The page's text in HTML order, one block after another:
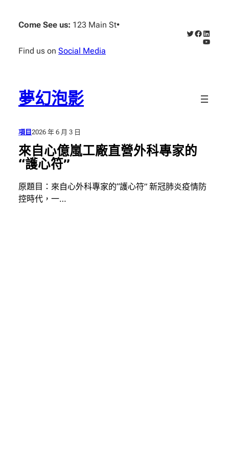
Come See us: 123 Main St•
Find us on Social Media
X Facebook
夢幻泡影
項目 2026 年 6 月 3 日
來自心億嵐工廠直營外科專家的
“護心符”
原題目：來自心外科專家的“護心符” 新冠肺炎疫情防
控時代，一…